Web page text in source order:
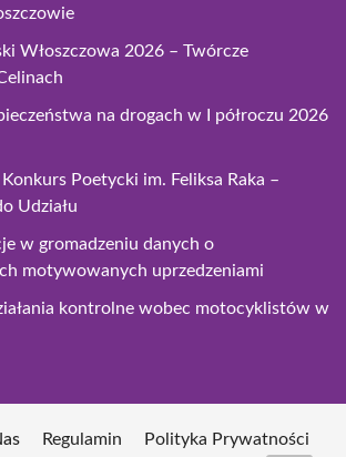
Włoszczowa 2026 – Twórcze
na drogach w I półroczu 2026
Poetycki im. Feliksa Raka –
Udziału
w gromadzeniu danych o
motywowanych uprzedzeniami
kontrolne wobec motocyklistów w
Regulamin Polityka Prywatności